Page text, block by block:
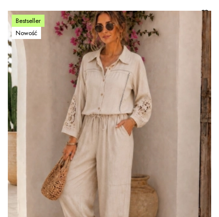
Bestseller
Nowość